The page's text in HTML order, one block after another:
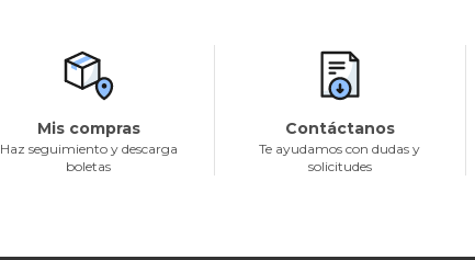
Mis compras
Haz seguimiento y descarga
boletas
Contáctanos
Te ayudamos con dudas y
solicitudes